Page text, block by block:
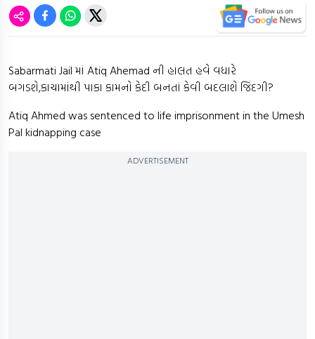
Sabarmati Jail માં Atiq Ahemad ની હાલત હવે વધારે
બગડશે,કાચામાંથી પાકા કામનો કેદી બનતાં કેવી બદલાશે જિંદગી?
Atiq Ahmed was sentenced to life imprisonment in the Umesh
Pal kidnapping case
ADVERTISEMENT